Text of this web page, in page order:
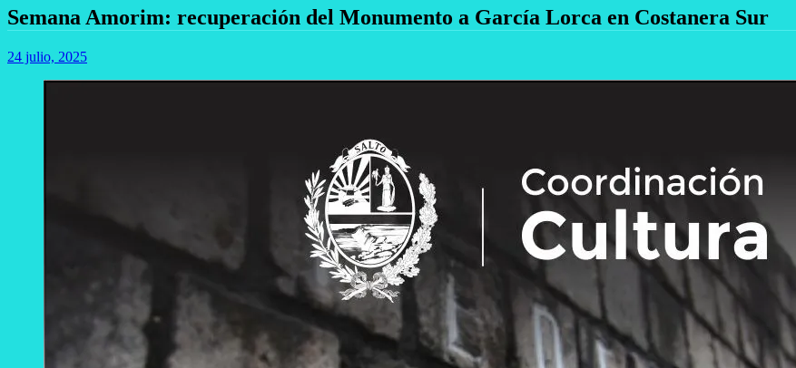
Semana Amorim: recuperación del Monumento a García Lorca en Costanera Sur
24 julio, 2025